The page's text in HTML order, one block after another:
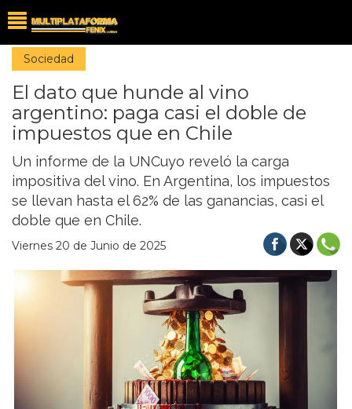
Sociedad
El dato que hunde al vino
argentino: paga casi el doble de
impuestos que en Chile
Un informe de la UNCuyo reveló la carga
impositiva del vino. En Argentina, los impuestos
se llevan hasta el 62% de las ganancias, casi el
doble que en Chile.
Viernes 20 de Junio de 2025